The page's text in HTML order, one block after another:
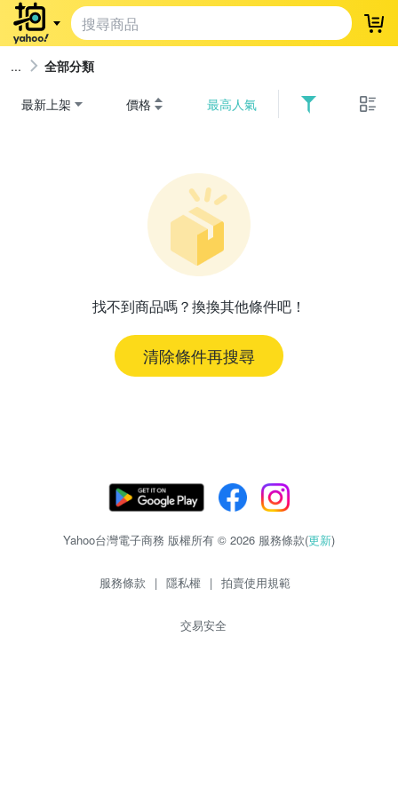
登
全部分類
最新上架 價格 最高人氣
找不到商品嗎？換換其他條件吧！
清除條件再搜尋
Yahoo台灣電子商務 版權所有 © 2026 服務條款(更新)
服務條款 | 隱私權 | 拍賣使用規範
交易安全